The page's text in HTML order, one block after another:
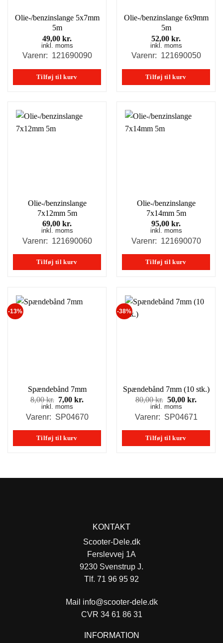
Olie-/benzinslange 5x7mm
5m
49,00 kr.
inkl. moms
Varenr: 121690090
Tilføj til kurv
Olie-/benzinslange 6x9mm
5m
52,00 kr.
inkl. moms
Varenr: 121690050
Tilføj til kurv
Olie-/benzinslange
7x12mm 5m
69,00 kr.
inkl. moms
Varenr: 121690060
Tilføj til kurv
Olie-/benzinslange
7x14mm 5m
95,00 kr.
inkl. moms
Varenr: 121690070
Tilføj til kurv
-13%
Spændebånd 7mm
8,00kr. Den
oprindelige
pris
8,00 kr..
7,00kr.Den
pris
7,00 kr..
inkl. moms
Varenr: SP04670
Tilføj til kurv
-38%
Spændebånd 7mm (10 stk.)
80,00kr. Den
oprindelige
pris
80,00 kr..
50,00kr.Den
50,00
inkl. moms
Varenr: SP04671
Tilføj til kurv
KONTAKT
Scooter-Dele.dk
Ferslevvej 1A
9230 Svenstrup J.
Tlf. 71 96 95 92
Mail info@scooter-dele.dk
CVR 34 61 86 31
INFORMATION